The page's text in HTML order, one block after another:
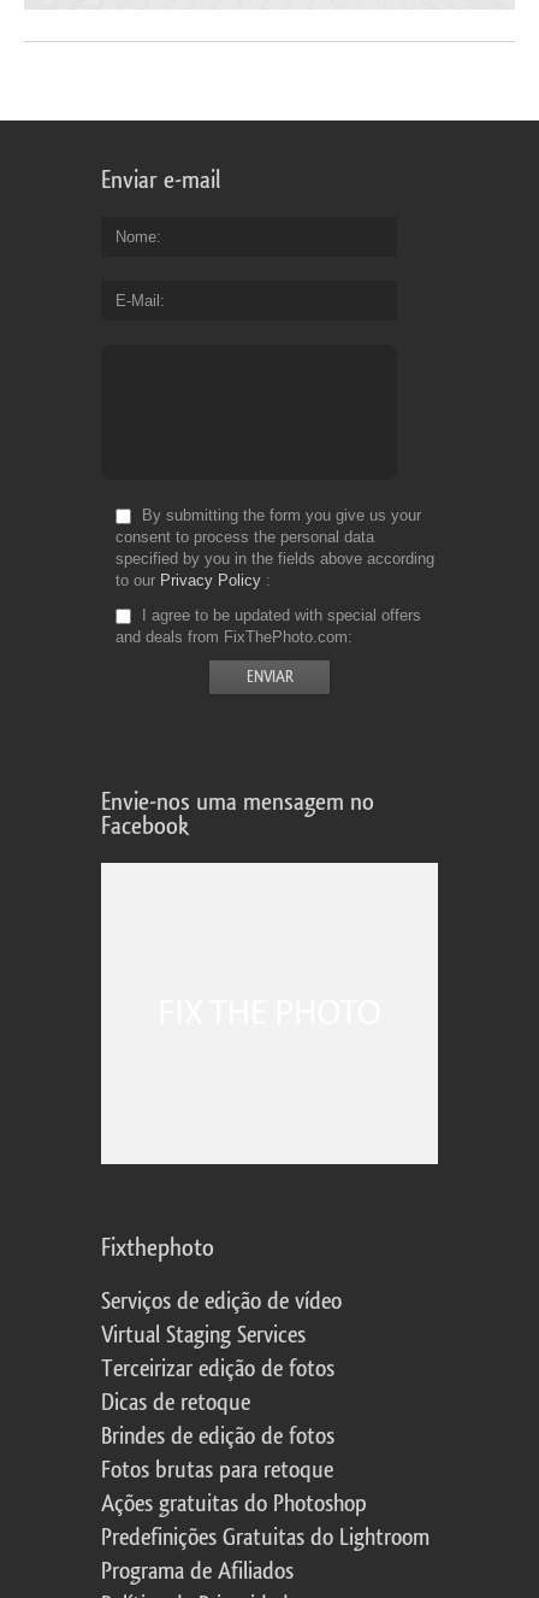
Enviar e-mail
Nome
E-Mail
By submitting the form you give us your
consent to process the personal data
specified by you in the fields above according
to our Privacy Policy
I agree to be updated with special offers
and deals from FixThePhoto.com
Envie-nos uma mensagem no
Facebook
Fixthephoto
Serviços de edição de vídeo
Virtual Staging Services
Terceirizar edição de fotos
Dicas de retoque
Brindes de edição de fotos
Fotos brutas para retoque
Ações gratuitas do Photoshop
Predefinições Gratuitas do Lightroom
Programa de Afiliados